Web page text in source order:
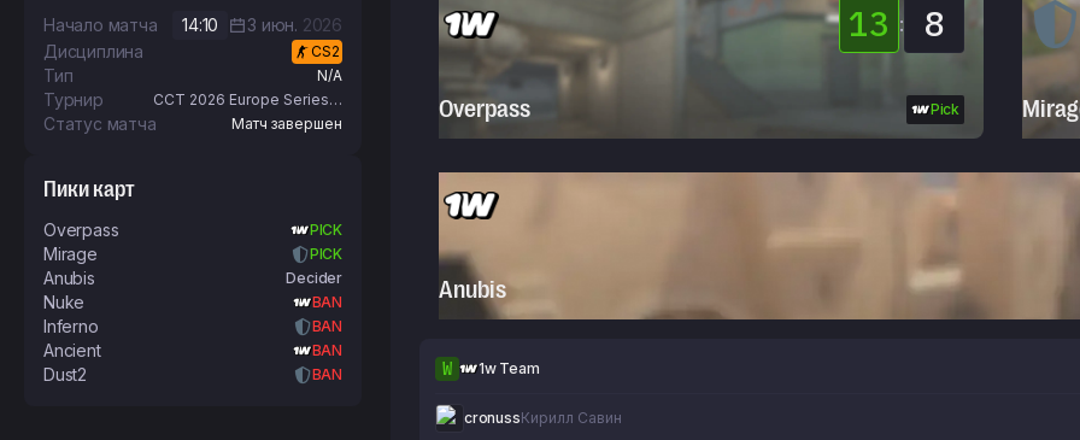
Начало матча 14:10 3 июн. 2026
Дисциплина
CS2
Тип N/A
Турнир
CCT 2026 Europe Series 3
(Playoffs)
Статус матча Матч завершен
Пики карт
Overpass PICK
Mirage PICK
Anubis Decider
Nuke BAN
Inferno BAN
Ancient BAN
Dust2 BAN
13 : 8
Overpass Pick
Anubis
W 1w Team
cronussКирилл Савин